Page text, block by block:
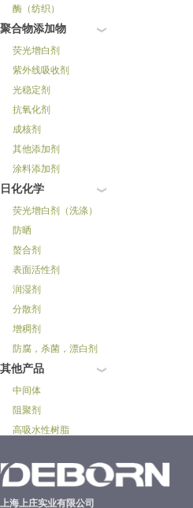
酶（纺织）
聚合物添加物
荧光增白剂
紫外线吸收剂
光稳定剂
抗氧化剂
成核剂
其他添加剂
涂料添加剂
日化化学
荧光增白剂（洗涤）
防晒
螯合剂
表面活性剂
润湿剂
分散剂
增稠剂
防腐，杀菌，漂白剂
其他产品
中间体
阻聚剂
高吸水性树脂
上海上庄实业有限公司